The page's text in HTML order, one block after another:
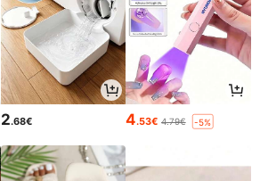
2.68€ 4.53€ 4.79€ -5%